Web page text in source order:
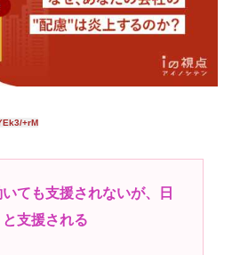
ーマーと結婚したグラドル、
ラム症」診断にショックで泣
の有明高校が9回2アウトから
ティックをプレゼントw
友の淫らな行為内容を毎回聞
を受けしママのサーガ」3巻 今
+rM
ても支援されないが、日
支援される